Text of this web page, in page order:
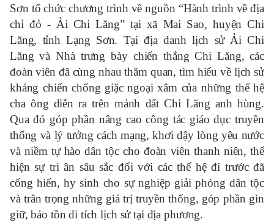
Sơn tổ chức chương trình về nguồn “Hành trình về địa
chỉ đỏ - Ải Chi Lăng” tại xã Mai Sao, huyện Chi
Lăng, tỉnh Lạng Sơn. Tại địa danh lịch sử Ải Chi
Lăng và Nhà trưng bày chiến thắng Chi Lăng, các
đoàn viên đã cùng nhau thăm quan, tìm hiểu về lịch sử
kháng chiến chống giặc ngoại xâm của những thế hệ
cha ông diễn ra trên mảnh đất Chi Lăng anh hùng.
Qua đó góp phần nâng cao công tác giáo dục truyền
thống và lý tưởng cách mạng, khơi dậy lòng yêu nước
và niềm tự hào dân tộc cho đoàn viên thanh niên, thể
hiện sự tri ân sâu sắc đối với các thế hệ đi trước đã
cống hiến, hy sinh cho sự nghiệp giải phóng dân tộc
và trân trọng những giá trị truyền thống, góp phần gìn
giữ, bảo tồn di tích lịch sử tại địa phương.